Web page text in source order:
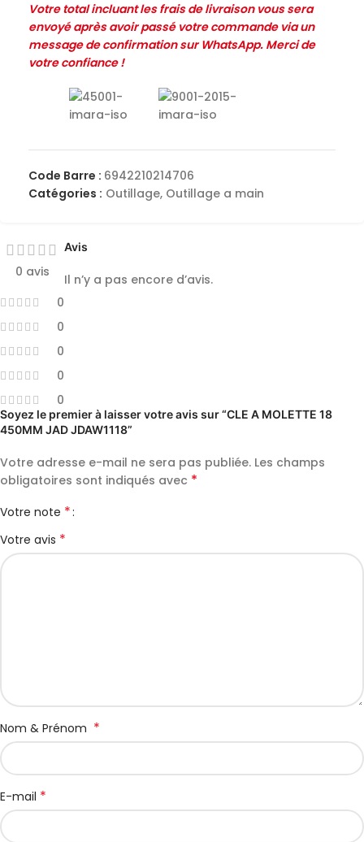
Votre total incluant les frais de livraison vous sera
envoyé après avoir passé votre commande via un
message de confirmation sur WhatsApp. Merci de
votre confiance !
Code Barre : 6942210214706
Catégories : Outillage, Outillage a main
0 avis
0
0
0
0
0
Avis
Il n’y a pas encore d’avis.
Soyez le premier à laisser votre avis sur “CLE A MOLETTE 18
450MM JAD JDAW1118”
Votre adresse e-mail ne sera pas publiée. Les champs
obligatoires sont indiqués avec *
Votre note *
Votre avis *
Nom & Prénom *
E-mail *